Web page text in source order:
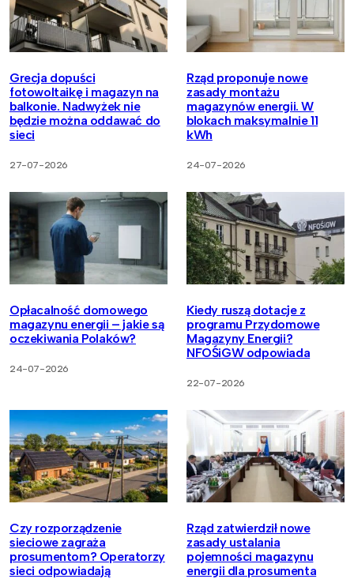
Grecja dopuści
fotowoltaikę i magazyn na
balkonie. Nadwyżek nie
będzie można oddawać do
sieci
27-07-2026
Rząd proponuje nowe
zasady montażu
magazynów energii. W
blokach maksymalnie 11
kWh
24-07-2026
Opłacalność domowego
magazynu energii – jakie są
oczekiwania Polaków?
24-07-2026
Kiedy ruszą dotacje z
programu Przydomowe
Magazyny Energii?
NFOŚiGW odpowiada
22-07-2026
Czy rozporządzenie
sieciowe zagraża
prosumentom? Operatorzy
sieci odpowiadają
Rząd zatwierdził nowe
zasady ustalania
pojemności magazynu
energii dla prosumenta